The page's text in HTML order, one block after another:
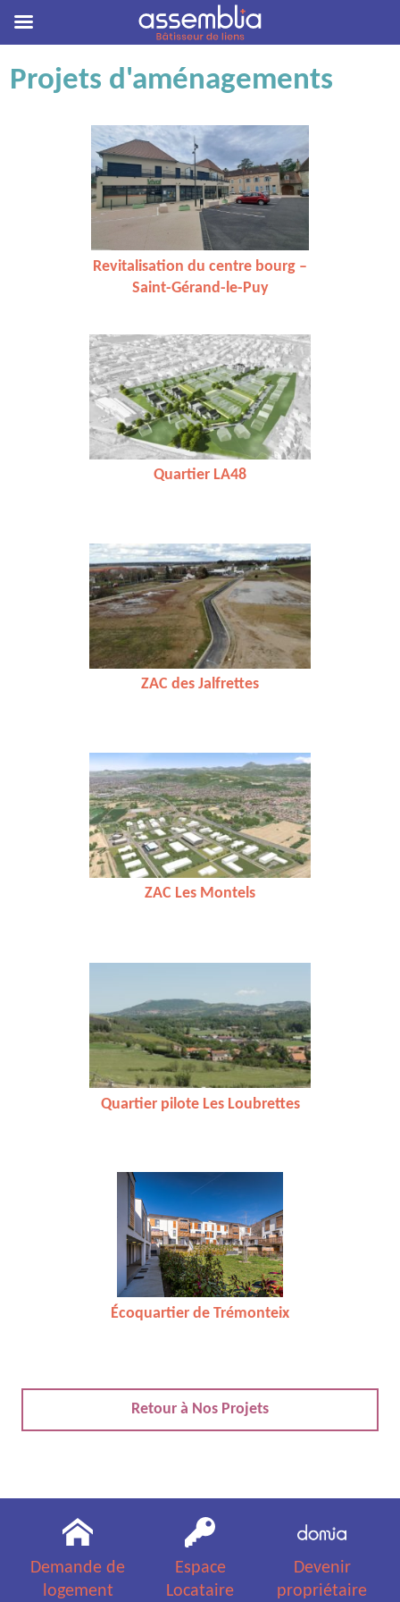
toProjets d'aménagements
Revitalisation du centre bourg –
Saint-Gérand-le-Puy
Quartier LA48
ZAC des Jalfrettes
ZAC Les Montels
Quartier pilote Les Loubrettes
Écoquartier de Trémonteix
Retour à Nos Projets
Demande de
logement
Espace
Locataire
Devenir
propriétaire